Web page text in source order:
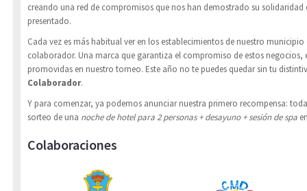
creando una red de compromisos que nos han demostrado su
presentado.
Cada vez es más habitual ver en los establecimientos de nuestro
colaborador. Una marca que garantiza el compromiso de estos negocios,
promovidas en nuestro torneo. Este año no te puedes quedar sin tu
Colaborador.
Y para comenzar, ya podemos anunciar nuestra primero recompensa:
sorteo de una noche de hotel para 2 personas + desayuno + sesión de spa
Colaboraciones